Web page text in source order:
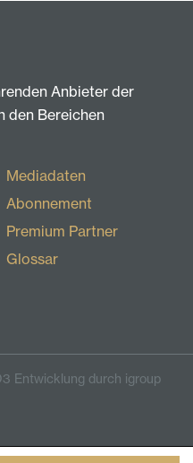
Anbieter der
den Bereichen
Mediadaten
Abonnement
Premium Partner
Glossar
Entwicklung durch igroup